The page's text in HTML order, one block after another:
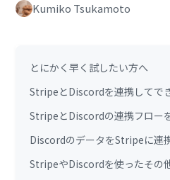
Kumiko Tsukamoto
とにかく早く試したい方へ
StripeとDiscordを連携してで
StripeとDiscordの連携フロー
DiscordのデータをStripeに連
StripeやDiscordを使ったその